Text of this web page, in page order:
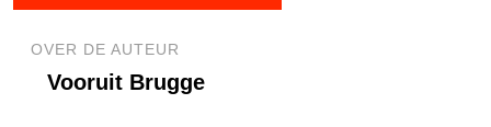
OVER DE AUTEUR
Vooruit Brugge